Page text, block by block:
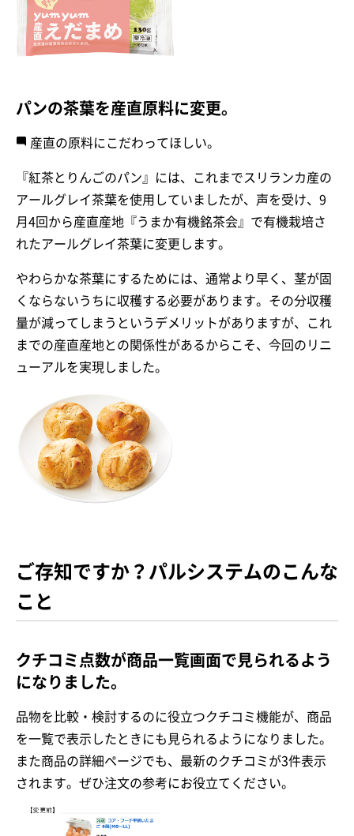
パンの茶葉を産直原料に変更。
産直の原料にこだわってほしい。
『紅茶とりんごのパン』には、これまでスリランカ産の
アールグレイ茶葉を使用していましたが、声を受け、9
月4回から産直産地『うまか有機銘茶会』で有機栽培さ
れたアールグレイ茶葉に変更します。
やわらかな茶葉にするためには、通常より早く、茎が固
くならないうちに収穫する必要があります。その分収穫
量が減ってしまうというデメリットがありますが、これ
までの産直産地との関係性があるからこそ、今回のリニ
ューアルを実現しました。
ご存知ですか？パルシステムのこんな
こと
クチコミ点数が商品一覧画面で見られるよう
になりました。
品物を比較・検討するのに役立つクチコミ機能が、商品
を一覧で表示したときにも見られるようになりました。
また商品の詳細ページでも、最新のクチコミが3件表示
されます。ぜひ注文の参考にお役立てください。